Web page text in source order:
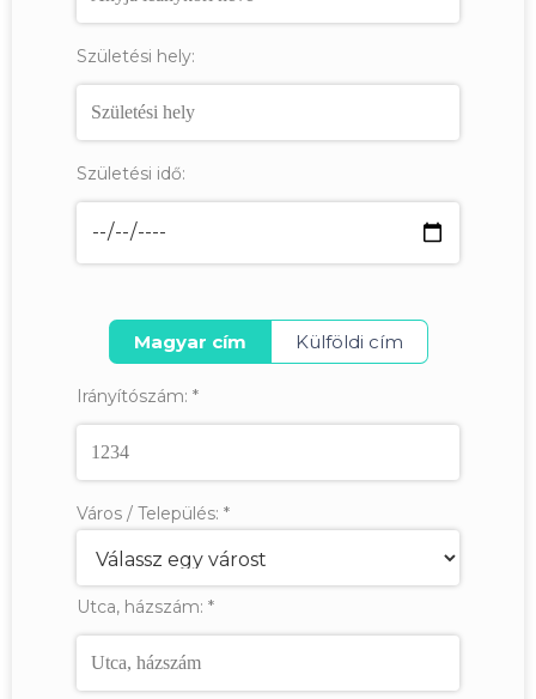
Születési hely:
Születési idő:
Magyar cím Külföldi cím
Irányítószám: *
Város / Település: *
Utca, házszám: *